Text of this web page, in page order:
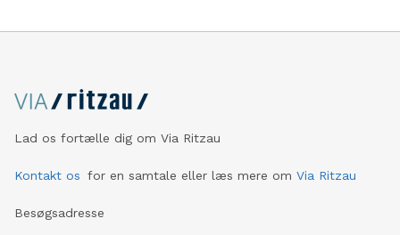
Lad os fortælle dig om Via Ritzau
Kontakt os for en samtale eller læs mere om Via Ritzau
Besøgsadresse